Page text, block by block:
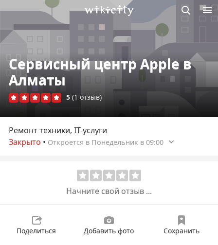
Викисити
Сервисный центр Apple в
Алматы
5 (1 отзыв)
Ремонт техники, IT-услуги
Закрыто • Откроется в Понедельник в 09:00
Начните свой отзыв ...
Поделиться Добавить фото Сохранить